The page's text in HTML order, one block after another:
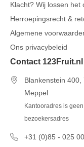
Klacht? Wij lossen het
Herroepingsrecht &
Algemene
Ons privacybeleid
Contact 123Fruit.nl
Blankenstein 400,
Meppel
Kantooradres is geen
bezoekersadres
+31 (0)85 - 025